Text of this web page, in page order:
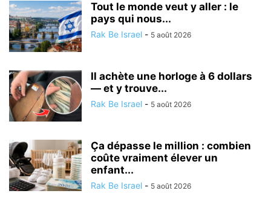
Tout le monde veut y aller : le
pays qui nous...
Rak Be Israel - 5 août 2026
Il achète une horloge à 6 dollars
— et y trouve...
Rak Be Israel - 5 août 2026
Ça dépasse le million : combien
coûte vraiment élever un
enfant...
Rak Be Israel - 5 août 2026